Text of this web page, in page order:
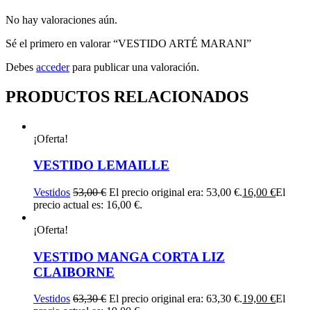
No hay valoraciones aún.
Sé el primero en valorar “VESTIDO ARTÉ MARANI”
Debes accederpara publicar una valoración.
PRODUCTOS RELACIONADOS
¡Oferta!
VESTIDO LEMAILLE
Vestidos 53,00€ El precio original era: 53,00 €.16,00 €El
precio actual es: 16,00 €.
¡Oferta!
VESTIDO MANGA CORTA LIZ
CLAIBORNE
Vestidos 63,30€ El precio original era: 63,30 €.19,00 €El